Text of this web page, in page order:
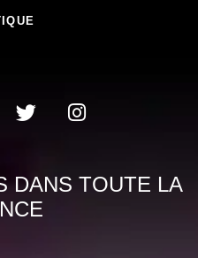
DANS TOUTE LA